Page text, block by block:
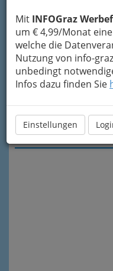
Mit INFOGraz
um € 4,99/Monat eine
welche die
Nutzung von info-
unbedingt
Infos dazu finden Sie
Einstellungen